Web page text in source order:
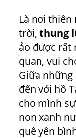
Là nơi thiên
trời, thung
ảo được rất
quan, vui
Giữa những
đến với hồ
cho mình
non xanh
quê yên